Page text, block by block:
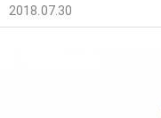
2018.07.30